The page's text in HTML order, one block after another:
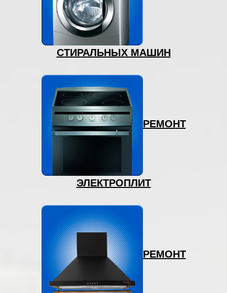
СТИРАЛЬНЫХ МАШИН
РЕМОНТ
ЭЛЕКТРОПЛИТ
РЕМОНТ